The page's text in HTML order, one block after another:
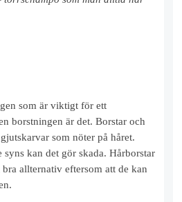
som är viktigt för ett
borstningen är det. Borstar och
som nöter på håret.
kan det gör skada. Hårborstar
allternativ eftersom att de kan